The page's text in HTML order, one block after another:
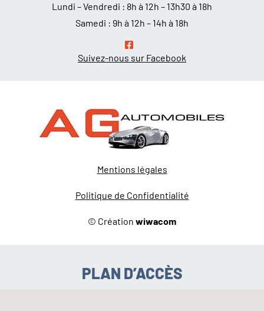
Lundi – Vendredi : 8h à 12h – 13h30 à 18h
Samedi : 9h à 12h – 14h à 18h
Suivez-nous sur Facebook
Mentions légales
Politique de Confidentialité
© Création wiwacom
PLAN D’ACCÈS